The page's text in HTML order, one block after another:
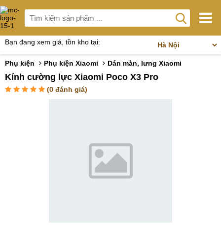
Bạn đang xem giá, tồn kho tại:
Phụ kiện Phụ kiện Xiaomi Dán màn, lưng Xiaomi
Kính cường lực Xiaomi Poco X3 Pro
(0 đánh giá)